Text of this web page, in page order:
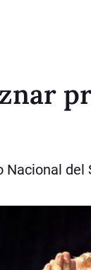
Nacional del